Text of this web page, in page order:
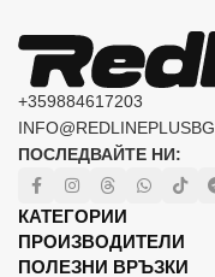
+359884617203
ПОСЛЕДВАЙТЕ НИ:
КАТЕГОРИИ
ПРОИЗВОДИТЕЛИ
ПОЛЕЗНИ ВРЪЗКИ